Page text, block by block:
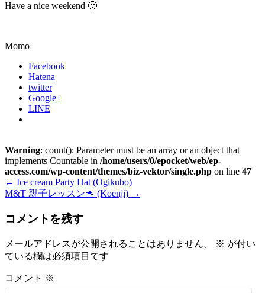
Have a nice weekend 🙂
Momo
Facebook
Hatena
twitter
Google+
LINE
Warning: count(): Parameter must be an array or an object that
implements Countable in /home/users/0/epocket/web/ep-
access.com/wp-content/themes/biz-vektor/single.php on line 47
← Ice cream Party Hat (Ogikubo)
M&T 親子レッスン🦘 (Koenji) →
コメントを残す
メールアドレスが公開されることはありません。 ※ が付い
ている欄は必須項目です
コメント ※